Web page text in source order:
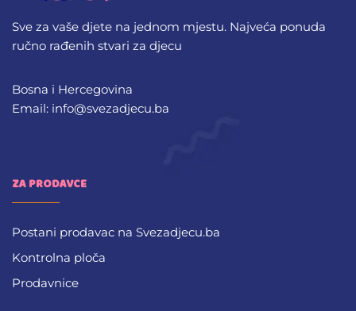
Sve za vaše djete na jednom mjestu. Najveća ponuda
ručno rađenih stvari za djecu
Bosna i Hercegovina
Email: info@svezadjecu.ba
ZA PRODAVCE
Postani prodavac na Svezadjecu.ba
Kontrolna ploča
Prodavnice